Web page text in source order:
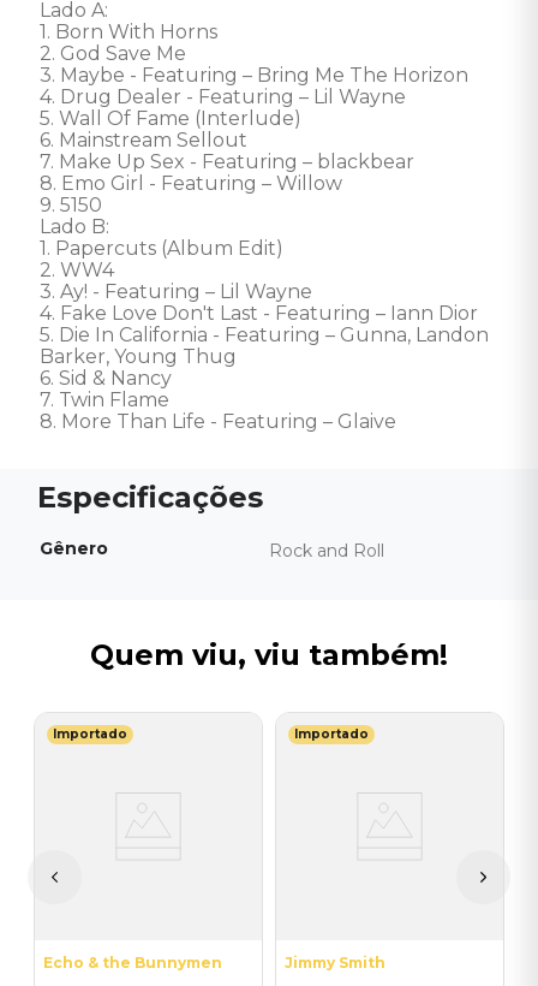
Lado A:
1. Born With Horns
2. God Save Me
3. Maybe - Featuring – Bring Me The Horizon
4. Drug Dealer - Featuring – Lil Wayne
5. Wall Of Fame (Interlude)
6. Mainstream Sellout
7. Make Up Sex - Featuring – blackbear
8. Emo Girl - Featuring – Willow
9. 5150
Lado B:
1. Papercuts (Album Edit)
2. WW4
3. Ay! - Featuring – Lil Wayne
4. Fake Love Don't Last - Featuring – Iann Dior
5. Die In California - Featuring – Gunna, Landon
Barker, Young Thug
6. Sid & Nancy
7. Twin Flame
8. More Than Life - Featuring – Glaive
Gênero Rock and Roll
Quem viu, viu também!
Importado
Echo & the Bunnymen
Importado
Jimmy Smith